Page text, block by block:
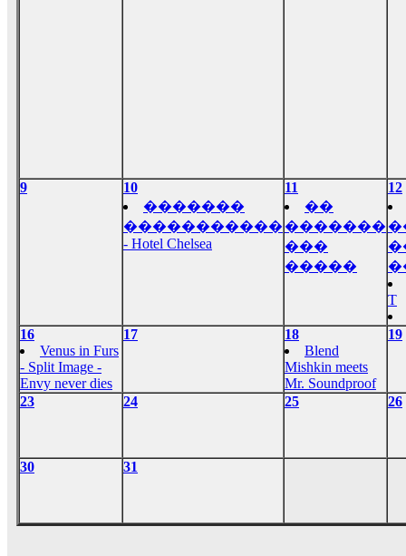
9
10
�������
�����������
- Hotel Chelsea
11
��
�������
���
�����
12
T
16
Venus in Furs
- Split Image -
Envy never dies
17
18
Blend
Mishkin meets
Mr. Soundproof
19
23 24 25 26
30 31